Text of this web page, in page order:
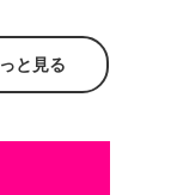
と見る